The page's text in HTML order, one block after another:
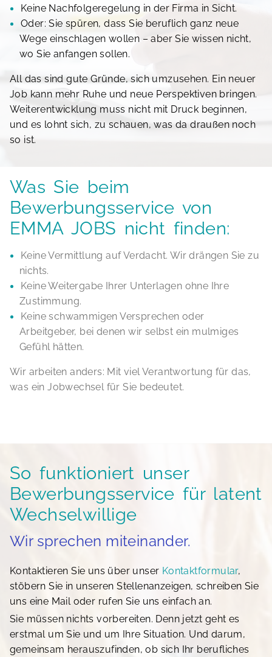
Keine Nachfolgeregelung in der Firma in Sicht.
Oder: Sie spüren, dass Sie beruflich ganz neue
Wege einschlagen wollen – aber Sie wissen nicht,
wo Sie anfangen sollen.
All das sind gute Gründe, sich umzusehen. Ein neuer
Job kann mehr Ruhe und neue Perspektiven bringen.
Weiterentwicklung muss nicht mit Druck beginnen,
und es lohnt sich, zu schauen, was da draußen noch
so ist.
Was Sie beim
Bewerbungsservice von
EMMA JOBS nicht finden:
Keine Vermittlung auf Verdacht. Wir drängen Sie zu
nichts.
Keine Weitergabe Ihrer Unterlagen ohne Ihre
Zustimmung.
Keine schwammigen Versprechen oder
Arbeitgeber, bei denen wir selbst ein mulmiges
Gefühl hätten.
Wir arbeiten anders: Mit viel Verantwortung für das,
was ein Jobwechsel für Sie bedeutet.
So funktioniert unser
Bewerbungsservice für latent
Wechselwillige
Wir sprechen miteinander.
Kontaktieren Sie uns über unser Kontaktformular,
stöbern Sie in unseren Stellenanzeigen, schreiben Sie
uns eine Mail oder rufen Sie uns einfach an.
Sie müssen nichts vorbereiten. Denn jetzt geht es
erstmal um Sie und um Ihre Situation. Und darum,
gemeinsam herauszufinden, ob sich Ihr berufliches